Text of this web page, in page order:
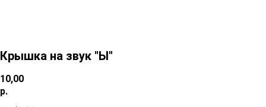
Крышка на звук "Ы"
10,00
р.